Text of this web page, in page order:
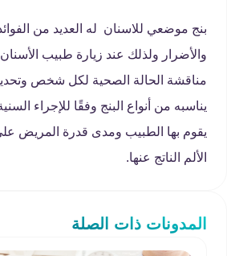
بنج موضعي للاسنان له العديد من
والأضرار ولذلك عند زيارة طبيب
مناقشة الحالة الصحية لكل شخص
يناسبه من أنواع البنج وفقًا للإجراء
يقوم بها الطبيب ومدى قدرة المريض
الألم الناتج عنها.
المدونات ذات الصلة